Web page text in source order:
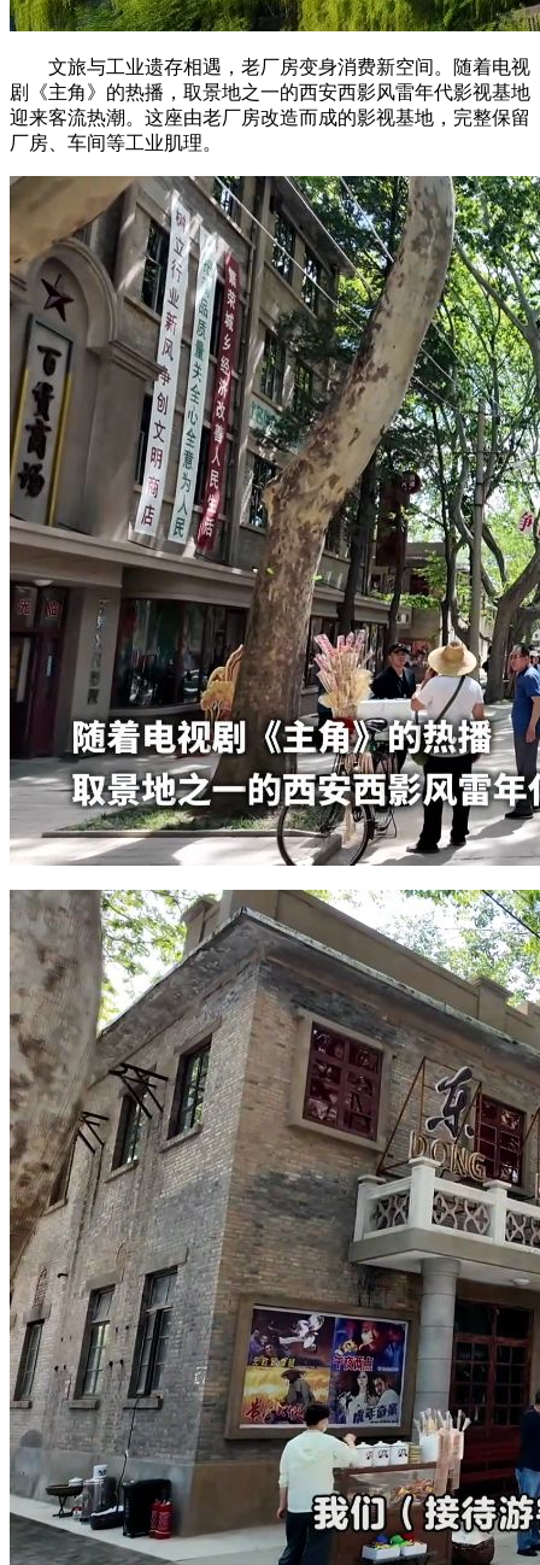
文旅与工业遗存相遇，老厂房变身消费新空间。随着电视
剧《主角》的热播，取景地之一的西安西影风雷年代影视基地
迎来客流热潮。这座由老厂房改造而成的影视基地，完整保留
厂房、车间等工业肌理。